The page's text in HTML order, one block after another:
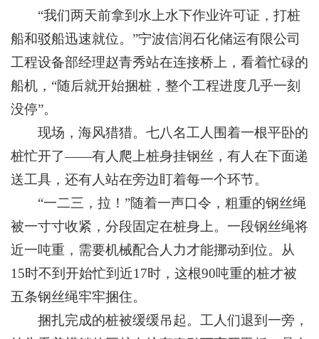
“我们两天前拿到水上水下作业许可证，打桩
船和驳船迅速就位。”宁波信润石化储运有限公司
工程设备部经理赵青秀站在连接桥上，看着忙碌的
船机，“随后就开始捆桩，整个工程进度几乎一刻
没停”。
现场，海风猎猎。七八名工人围着一根平卧的
桩忙开了——有人爬上桩身挂钢丝，有人在下面递
送工具，还有人站在旁边盯着每一个环节。
“一二三，拉！”随着一声口令，粗重的钢丝绳
被一寸寸收紧，分段固定在桩身上。一段钢丝绳将
近一吨重，需要机械配合人力才能挪动到位。从
15时不到开始忙到近17时，这根90吨重的桩才被
五条钢丝绳牢牢捆住。
捆扎完成的桩被缓缓吊起。工人们退到一旁，